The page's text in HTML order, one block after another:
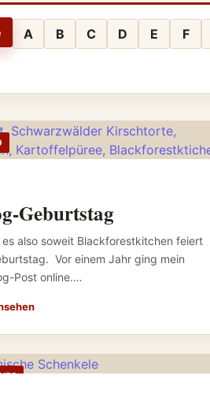
A B C D E F
Geburtstag
es also soweit Blackforestkitchen feiert
Vor einem Jahr ging mein
Post online.…